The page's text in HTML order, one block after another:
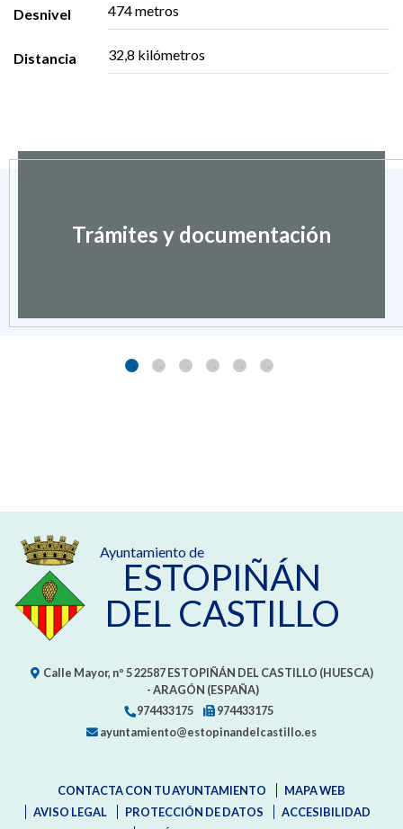
Desnivel 474 metros
Distancia 32,8 kilómetros
Trámites y documentación
Ayuntamiento de
ESTOPIÑÁN
DEL CASTILLO
Calle Mayor, nº 522587 ESTOPIÑÁN DEL CASTILLO (HUESCA)
- ARAGÓN (ESPAÑA)
974433175
974433175
ayuntamiento@estopinandelcastillo.es
CONTACTA CON TU AYUNTAMIENTO
MAPA WEB
AVISO LEGAL
PROTECCIÓN DE DATOS
ACCESIBILIDAD